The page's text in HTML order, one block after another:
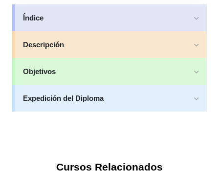
Índice
Descripción
Objetivos
Expedición del Diploma
Cursos Relacionados